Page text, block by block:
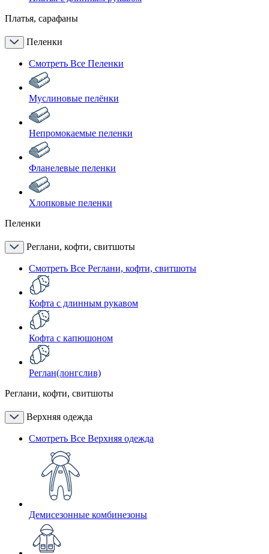
Платья, сарафаны
Пеленки
Смотреть Все Пеленки
Муслиновые пелёнки
Непромокаемые пеленки
Фланелевые пеленки
Хлопковые пеленки
Пеленки
Реглани, кофти, свитшоты
Смотреть Все Реглани, кофти, свитшоты
Кофта с длинным рукавом
Кофта с капюшоном
Реглан(лонгслив)
Реглани, кофти, свитшоты
Верхняя одежда
Смотреть Все Верхняя одежда
Демисезонные комбинезоны